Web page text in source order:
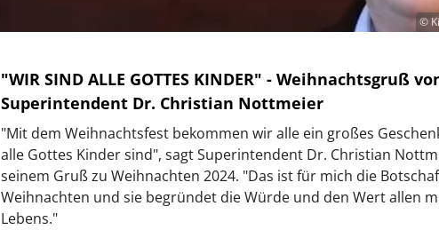
©
"WIR SIND ALLE GOTTES KINDER" - Weihnachtsgruß
Superintendent Dr. Christian Nottmeier
"Mit dem Weihnachtsfest bekommen wir alle ein großes
alle Gottes Kinder sind", sagt Superintendent Dr. Christian
seinem Gruß zu Weihnachten 2024. "Das ist für mich die
Weihnachten und sie begründet die Würde und den Wert allen
Lebens."